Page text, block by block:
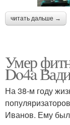
читать дальше →
Умер
Do4a
На 38-м году
Иванов. Ему